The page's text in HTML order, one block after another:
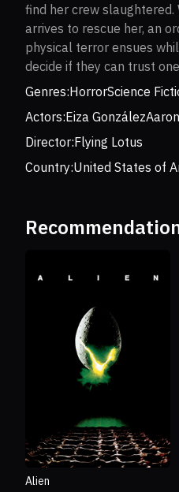
find her crew slaughtered.
arrives to rescue her, an
physical terror ensues
decide if they can trust
Genres:HorrorScience
Actors:Eiza González
Director:Flying Lotus
Country:United States of
Alien